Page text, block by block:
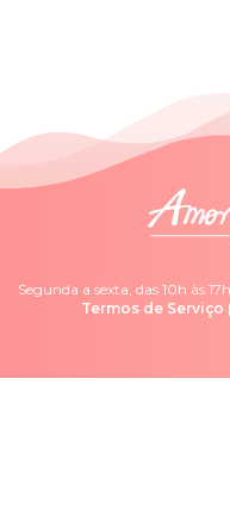
Segunda a sexta, das 10h às
Termos de Serviço |